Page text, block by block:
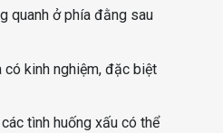
quanh ở phía đằng sau
có kinh nghiệm, đặc biệt
tình huống xấu có thể